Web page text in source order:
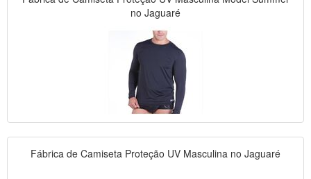
no Jaguaré
Fábrica de Camiseta Proteção UV Masculina no Jaguaré